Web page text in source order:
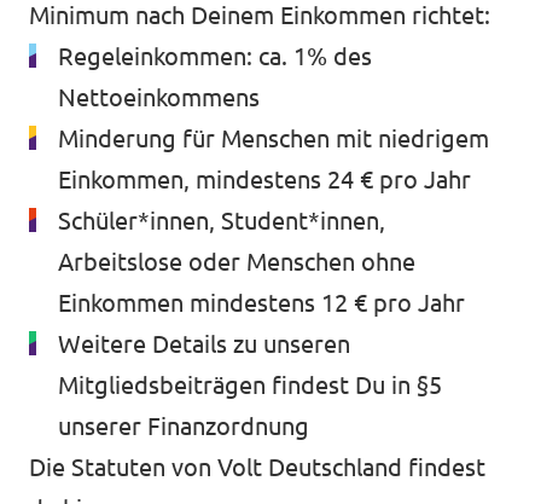
Minimum nach Deinem Einkommen richtet:
Regeleinkommen: ca. 1% des
Nettoeinkommens
Minderung für Menschen mit niedrigem
Einkommen, mindestens 24 € pro Jahr
Schüler*innen, Student*innen,
Arbeitslose oder Menschen ohne
Einkommen mindestens 12 € pro Jahr
Weitere Details zu unseren
Mitgliedsbeiträgen findest Du in §5
unserer Finanzordnung
Die Statuten von Volt Deutschland findest